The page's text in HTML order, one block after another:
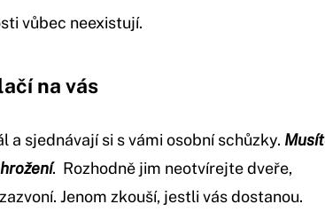
vůbec neexistují.
na vás
a sjednávají si s vámi osobní schůzky.
. Rozhodně jim neotvírejte dveře,
Jenom zkouší, jestli vás dostanou.